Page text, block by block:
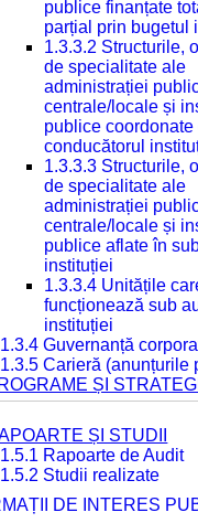
publice finanțate
parțial prin bugetul
1.3.3.2 Structurile,
de specialitate ale
administrației
centrale/locale și
publice coordonate
conducătorul
1.3.3.3 Structurile,
de specialitate ale
administrației
centrale/locale și
publice aflate în
instituției
1.3.3.4 Unitățile
funcționează sub
instituției
1.3.4 Guvernanță
1.3.5 Carieră (anunțurile
ȘI STRATEGII
ȘI STUDII
1.5.1 Rapoarte de Audit
1.5.2 Studii realizate
DE INTERES